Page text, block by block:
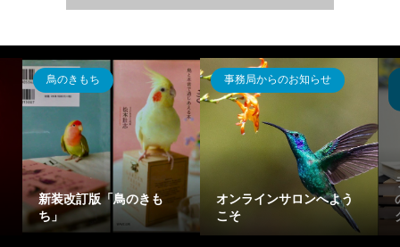
鳥のきもち
新装改訂版「鳥のきも
ち」
事務局からのお知らせ
オンラインサロンへよう
こそ